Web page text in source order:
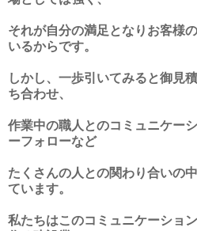
それが自分の満足となりお客様
いるからです。
しかし、一歩引いてみると御見
ち合わせ、
作業中の職人とのコミュニケー
ーフォローなど
たくさんの人との関わり合いの
ています。
私たちはこのコミュニケーショ